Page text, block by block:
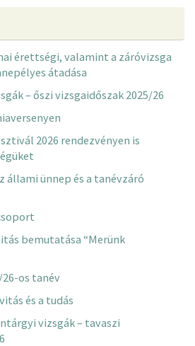
érettségi, valamint a záróvizsga
átadása
– őszi vizsgaidőszak 2025/26
2026 rendezvényen is
állami ünnep és a tanévzáró
bemutatása “Merünk
os tanév
és a tudás
vizsgák – tavaszi